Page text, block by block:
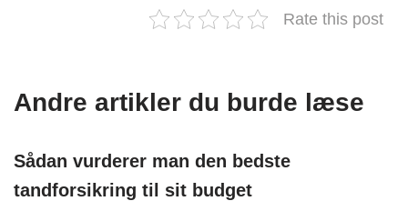
Rate this post
Andre artikler du burde læse
Sådan vurderer man den bedste
tandforsikring til sit budget